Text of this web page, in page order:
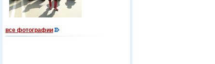
все фотографии